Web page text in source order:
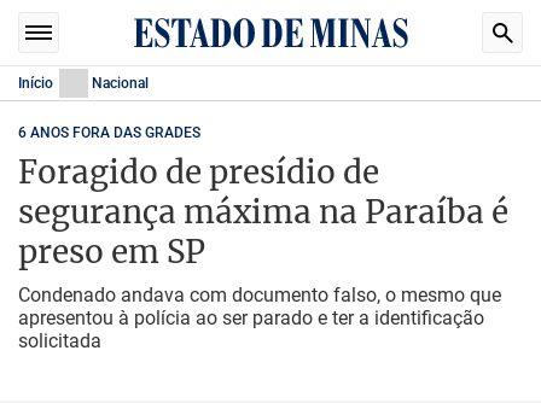
Início Nacional
6 ANOS FORA DAS GRADES
Foragido de presídio de
segurança máxima na Paraíba é
preso em SP
Condenado andava com documento falso, o mesmo que
apresentou à polícia ao ser parado e ter a identificação
solicitada